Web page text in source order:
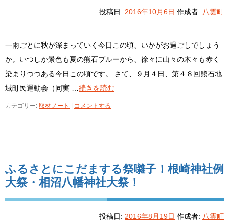
投稿日: 2016年10月6日 作成者: 八雲町
一雨ごとに秋が深まっていく今日この頃、いかがお過ごしでしょう
か。いつしか景色も夏の熊石ブルーから、徐々に山々の木々も赤く
染まりつつある今日この頃です。 さて、９月４日、第４８回熊石地
域町民運動会（同実 … 続きを読む
カテゴリー: 取材ノート コメントする
ふるさとにこだまする祭囃子！根崎神社例
大祭・相沼八幡神社大祭！
投稿日: 2016年8月19日 作成者: 八雲町